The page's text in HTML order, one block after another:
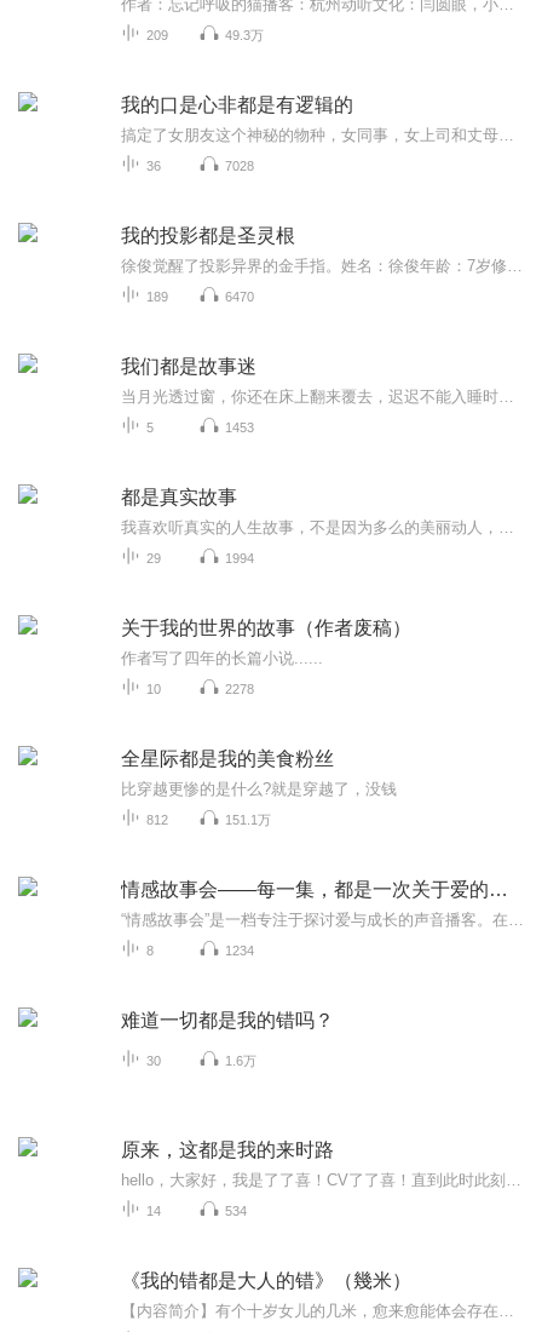
209 49.3万
我的口是心非都是有逻辑的
36 7028
我的投影都是圣灵根
189 6470
我们都是故事迷
5 1453
都是真实故事
29 1994
关于我的世界的故事（作者废稿）
作者写了四年的长篇小说......
10 2278
全星际都是我的美食粉丝
比穿越更惨的是什么?就是穿越了，没钱
812 151.1万
情感故事会——每一集，都是一次关于爱的深度对话
8 1234
难道一切都是我的错吗？
30 1.6万
原来，这都是我的来时路
14 534
《我的错都是大人的错》（幾米）